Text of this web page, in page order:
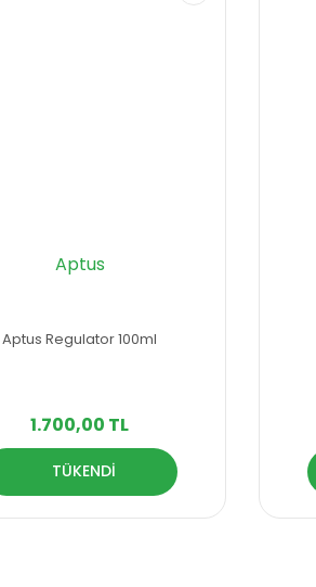
Aptus
Aptus Regulator 100ml
1.700,00 TL
TÜKENDİ